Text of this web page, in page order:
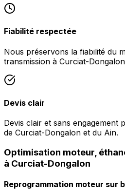
Fiabilité respectée
Nous préservons la fiabilité du
transmission à Curciat-
Devis clair
Devis clair et sans engagement
de Curciat-Dongalon et du Ain.
Optimisation moteur,
à Curciat-Dongalon
Reprogrammation moteur sur